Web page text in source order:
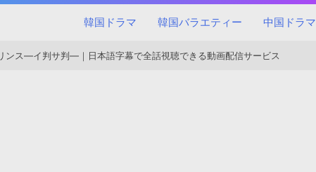
韓国ドラマ 韓国バラエティー 中国ドラマ
ンス―イ判サ判―｜日本語字幕で全話視聴できる動画配信サービス